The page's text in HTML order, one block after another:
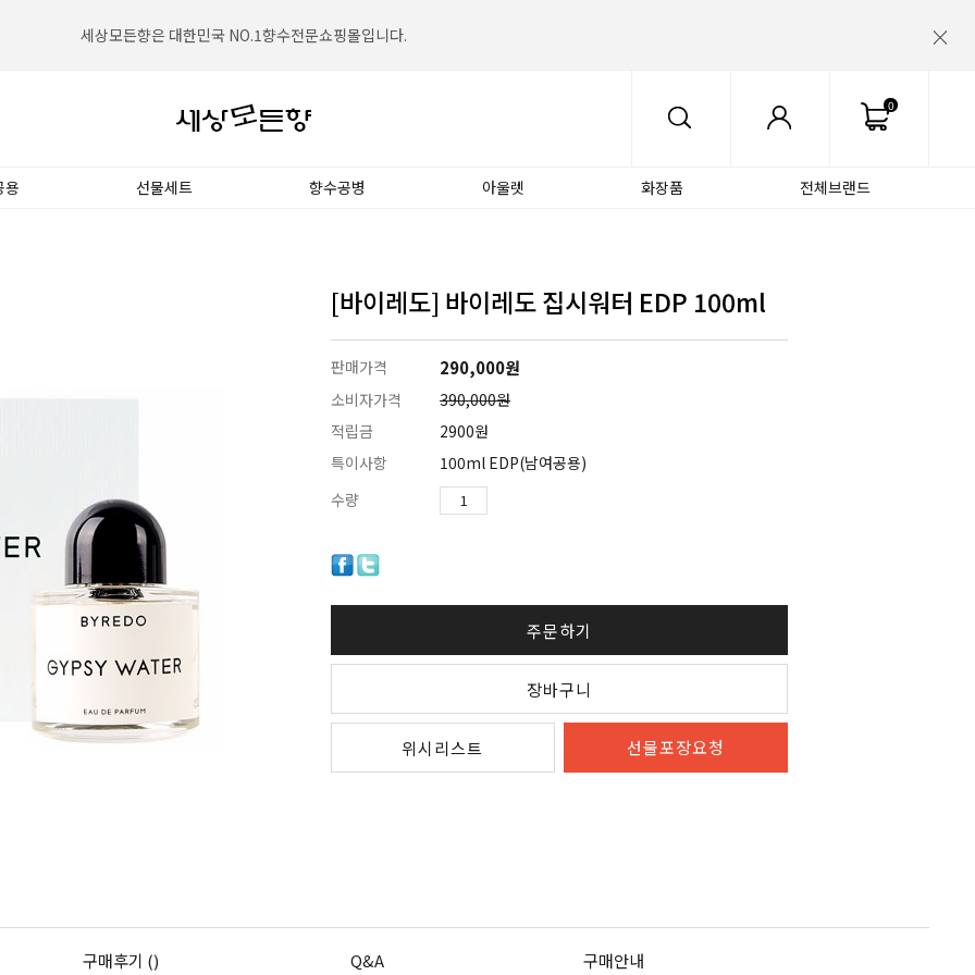
세상모든향은 대한민국 NO.1향수전문쇼핑몰입니다.
0
용 선물세트 향수공병 아울렛 화장품 전체브랜드
[바이레도] 바이레도 집시워터 EDP 100ml
판매가격 290,000원
소비자가격
390,000원
적립금
2900원
특이사항
100ml EDP(남여공용)
수량
주문하기
장바구니
위시리스트 선물포장요청
구매후기 () Q&A 구매안내